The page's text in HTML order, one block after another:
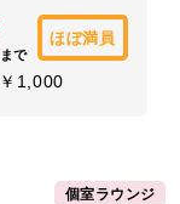
まで
ほぼ満員
1,000
個室ラウンジ